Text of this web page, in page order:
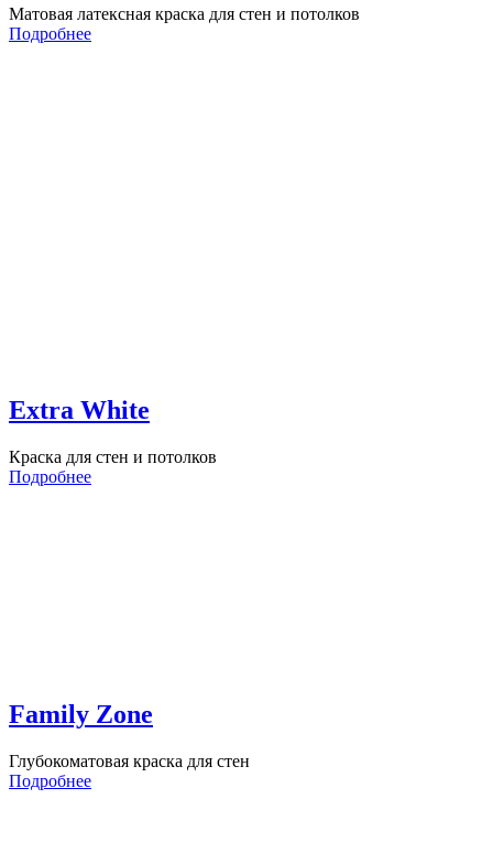
Матовая латексная краска для стен и потолков
Подробнее
Extra White
Краска для стен и потолков
Подробнее
Family Zone
Глубокоматовая краска для стен
Подробнее